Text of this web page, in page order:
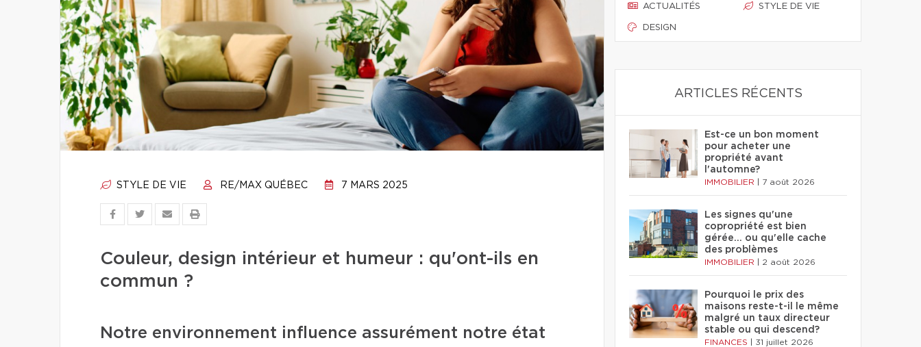
STYLE DE VIE RE/MAX QUÉBEC 7 MARS 2025
Couleur, design intérieur et humeur : qu'ont-ils en
commun ?
Notre environnement influence assurément notre état
ACTUALITÉS
DESIGN
STYLE DE VIE
ARTICLES RÉCENTS
Est-ce un bon moment
pour acheter une
propriété avant
l'automne?
IMMOBILIER 7 août 2026
Les signes qu'une
copropriété est bien
gérée… ou qu'elle cache
des problèmes
IMMOBILIER 2 août 2026
Pourquoi le prix des
maisons reste-t-il le même
malgré un taux directeur
stable ou qui descend?
FINANCES 31 juillet 2026